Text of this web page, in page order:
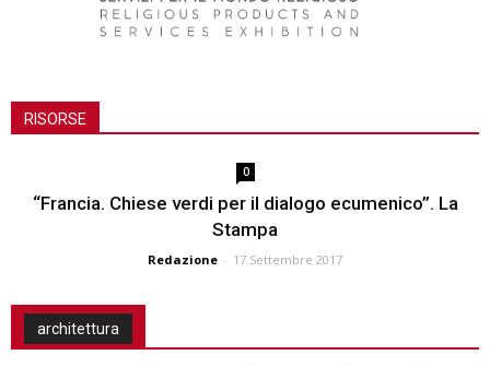
RISORSE
0
“Francia. Chiese verdi per il dialogo ecumenico”. La
Stampa
Redazione - 17 Settembre 2017
architettura